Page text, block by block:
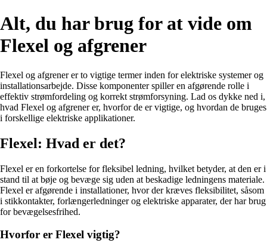
Alt, du har brug for at vide om
Flexel og afgrener
Flexel og afgrener er to vigtige termer inden for elektriske systemer og
installationsarbejde. Disse komponenter spiller en afgørende rolle i
effektiv strømfordeling og korrekt strømforsyning. Lad os dykke ned i,
hvad Flexel og afgrener er, hvorfor de er vigtige, og hvordan de bruges
i forskellige elektriske applikationer.
Flexel: Hvad er det?
Flexel er en forkortelse for fleksibel ledning, hvilket betyder, at den er i
stand til at bøje og bevæge sig uden at beskadige ledningens materiale.
Flexel er afgørende i installationer, hvor der kræves fleksibilitet, såsom
i stikkontakter, forlængerledninger og elektriske apparater, der har brug
for bevægelsesfrihed.
Hvorfor er Flexel vigtig?